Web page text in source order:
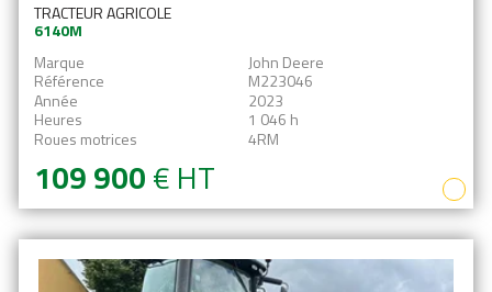
TRACTEUR AGRICOLE
6140M
Marque
John Deere
Référence
M223046
Année
2023
Heures
1 046 h
Roues motrices
4RM
109 900€ HT